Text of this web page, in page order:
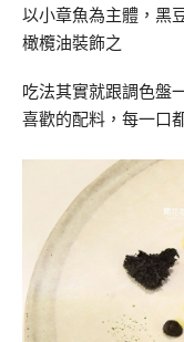
以小章魚為主體，黑
橄欖油裝飾之
吃法其實就跟調色盤
喜歡的配料，每一口